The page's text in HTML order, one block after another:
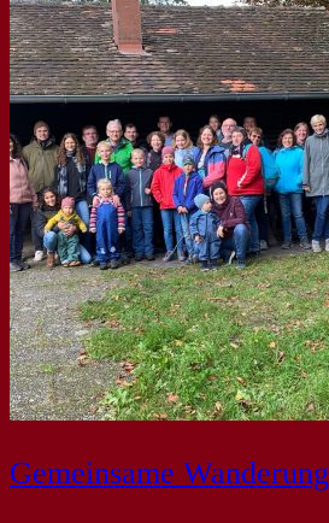
Gemeinsame Wanderung